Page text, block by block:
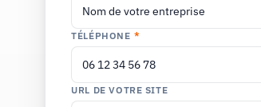
TÉLÉPHONE *
URL DE VOTRE SITE